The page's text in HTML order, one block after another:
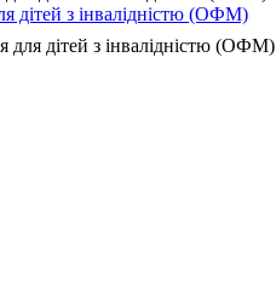
дітей з інвалідністю (ОФМ)
для дітей з інвалідністю (ОФМ)